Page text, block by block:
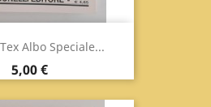
Albo Speciale...
Prix
5,00 €